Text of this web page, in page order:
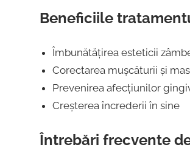
Beneficiile
Îmbunătățirea esteticii
Corectarea mușcăturii și
Prevenirea afecțiunilor
Creșterea încrederii în sine
Întrebări frecvente